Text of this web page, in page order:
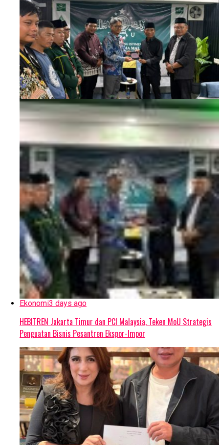
Ekonomi3 days ago
HEBITREN Jakarta Timur dan PCI Malaysia, Teken MoU Strategis
Penguatan Bisnis Pesantren Ekspor-Impor